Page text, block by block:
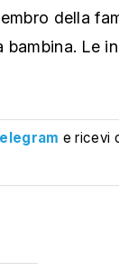
della
Le
e ricevi